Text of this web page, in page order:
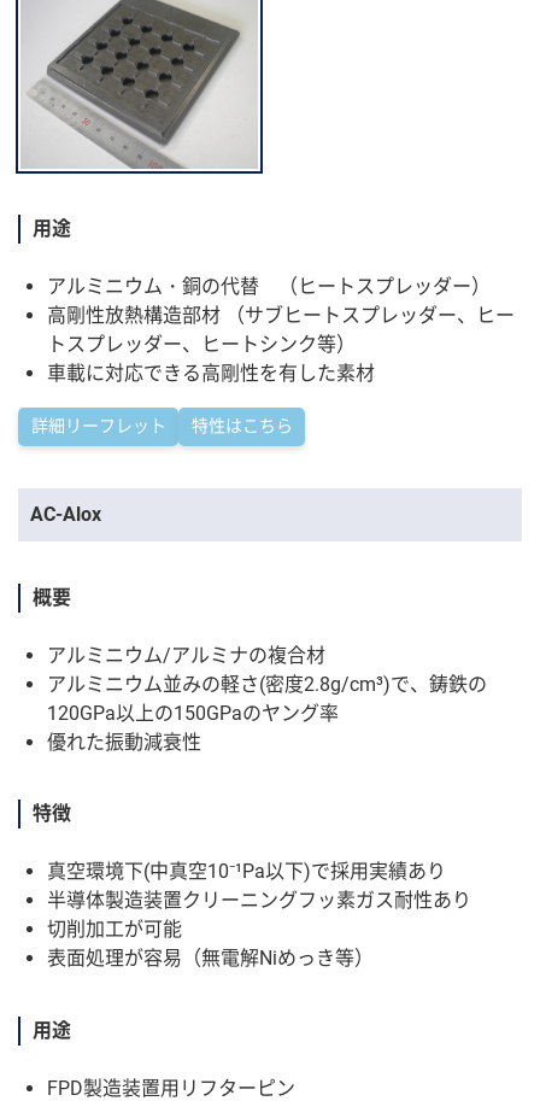
用途
アルミニウム・銅の代替 （ヒートスプレッダー）
高剛性放熱構造部材 （サブヒートスプレッダー、ヒー
トスプレッダー、ヒートシンク等）
車載に対応できる高剛性を有した素材
詳細リーフレット 特性はこちら
AC-Alox
概要
アルミニウム/アルミナの複合材
アルミニウム並みの軽さ(密度2.8g/cm³)で、鋳鉄の
120GPa以上の150GPaのヤング率
優れた振動減衰性
特徴
真空環境下(中真空10⁻¹Pa以下)で採用実績あり
半導体製造装置クリーニングフッ素ガス耐性あり
切削加工が可能
表面処理が容易（無電解Niめっき等）
用途
FPD製造装置用リフターピン